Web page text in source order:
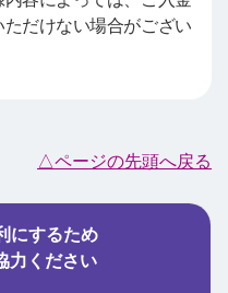
だけない場合がござい
△ページの先頭へ戻る
にするため
力ください